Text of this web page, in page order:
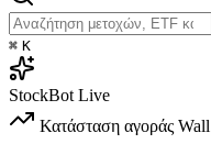
⌘ K
StockBot Live
Κατάσταση αγοράς